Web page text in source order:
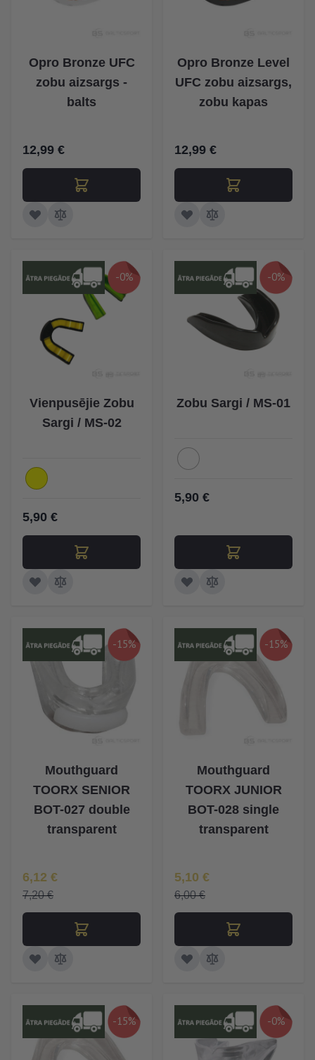
Opro Bronze UFC
zobu aizsargs -
balts
12,99 €
Opro Bronze Level
UFC zobu aizsargs,
zobu kapas
12,99 €
-0%
Vienpusējie Zobu
Sargi / MS-02
5,90 €
-0%
Zobu Sargi / MS-01
5,90 €
-15%
Mouthguard
TOORX SENIOR
BOT-027 double
transparent
Īpaša Cena
6,12 €
7,20 €
-15%
Mouthguard
TOORX JUNIOR
BOT-028 single
transparent
Īpaša Cena
5,10 €
6,00 €
-15% -0%